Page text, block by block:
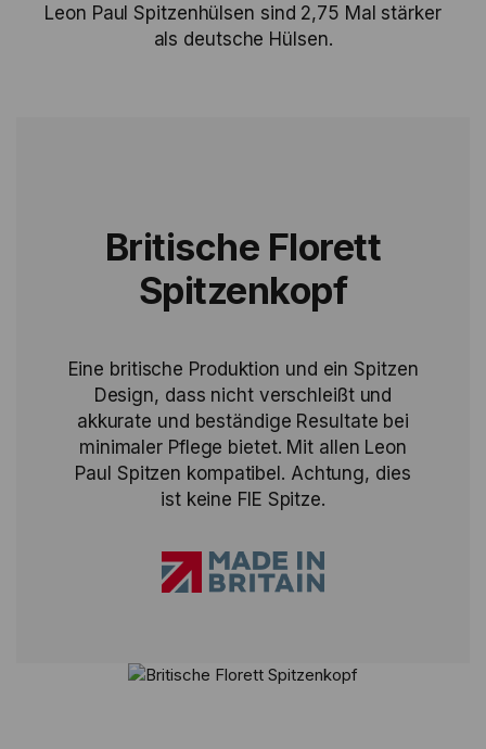
Leon Paul Spitzenhülsen sind 2,75 Mal stärker
als deutsche Hülsen.
Britische Florett
Spitzenkopf
Eine britische Produktion und ein Spitzen
Design, dass nicht verschleißt und
akkurate und beständige Resultate bei
minimaler Pflege bietet. Mit allen Leon
Paul Spitzen kompatibel. Achtung, dies
ist keine FIE Spitze.